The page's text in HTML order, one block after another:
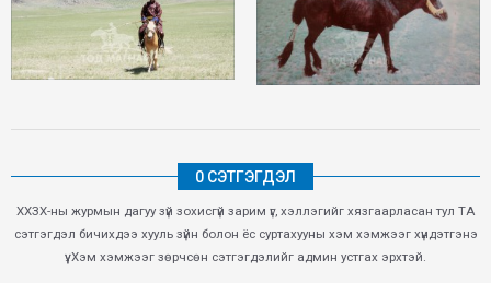
0 СЭТГЭГДЭЛ
ХХЗХ-ны журмын дагуу зүй зохисгүй зарим үг, хэллэгийг хязгаарласан тул ТА
сэтгэгдэл бичихдээ хууль зүйн болон ёс суртахууны хэм хэмжээг хүндэтгэнэ
үү. Хэм хэмжээг зөрчсөн сэтгэгдэлийг админ устгах эрхтэй.